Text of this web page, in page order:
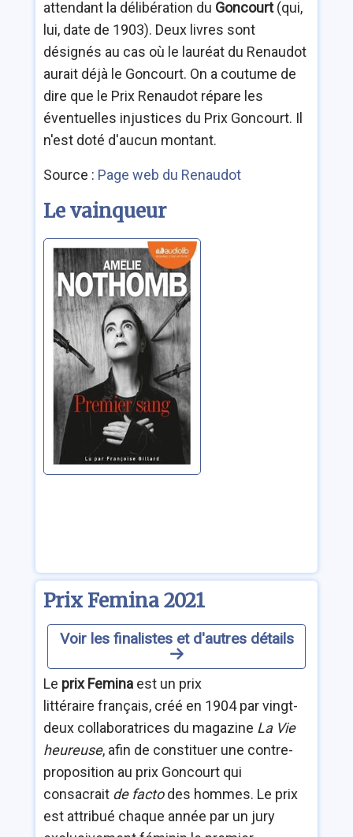
attendant la délibération du Goncourt(qui,
lui, date de 1903). Deux livres sont
désignés au cas où le lauréat du Renaudot
aurait déjà le Goncourt. On a coutume de
dire que le Prix Renaudot répare les
éventuelles injustices du Prix Goncourt. Il
n'est doté d'aucun montant.
Source : Page web du Renaudot
Le vainqueur
Premier sang
Nothomb, Amélie
Prix Femina 2021
Voir les finalistes et d'autres détails
Le prix Feminaest un prix
littéraire français, créé en 1904 par vingt-
deux collaboratrices du magazine La Vie
heureuse, afin de constituer une contre-
proposition au prix Goncourt qui
consacrait de factodes hommes. Le prix
est attribué chaque année par un jury